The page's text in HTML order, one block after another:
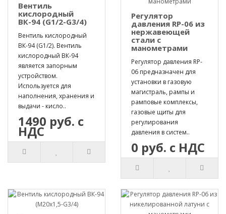
Вентиль
кислородный
ВК-94 (G1/2-G3/4)
Вентиль кислородный
ВК-94 (G1/2). Вентиль
кислородный ВК-94
является запорным
устройством.
Используется для
наполнения, хранения и
выдачи - кисло..
1490 руб. с
НДС
Регулятор
давления RP-06 из
нержавеющей
стали с
манометрами
Регулятор давления RP-
06 предназначен для
установки в газовую
магистраль, рампы и
рамповые комплексы,
газовые щиты для
регулирования
давления в систем..
0 руб. с НДС